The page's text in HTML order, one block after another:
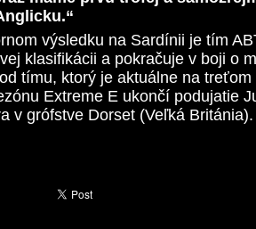
výsledku na Sardínii je tím
klasifikácii a pokračuje v boji o
tímu, ktorý je aktuálne na
Extreme E ukončí podujatie
v grófstve Dorset (Veľká Británia).